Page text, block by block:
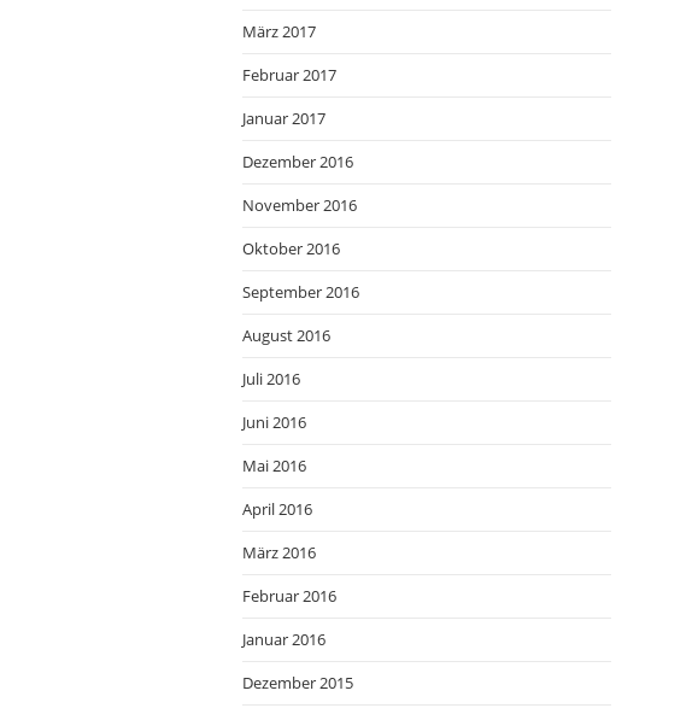
März 2017
Februar 2017
Januar 2017
Dezember 2016
November 2016
Oktober 2016
September 2016
August 2016
Juli 2016
Juni 2016
Mai 2016
April 2016
März 2016
Februar 2016
Januar 2016
Dezember 2015